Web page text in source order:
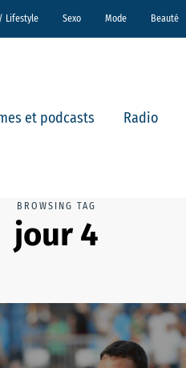
Lifestyle Sexo Mode Beauté
et podcasts Radio
BROWSING TAG
jour 4